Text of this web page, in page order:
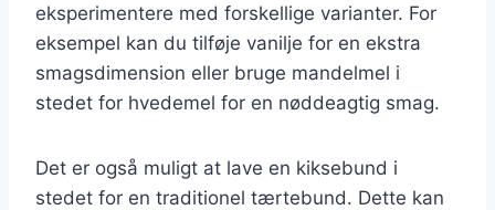
eksperimentere med forskellige varianter. For
eksempel kan du tilføje vanilje for en ekstra
smagsdimension eller bruge mandelmel i
stedet for hvedemel for en nøddeagtig smag.
Det er også muligt at lave en kiksebund i
stedet for en traditionel tærtebund. Dette kan